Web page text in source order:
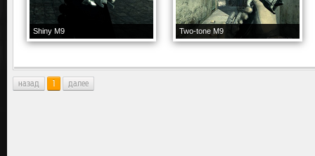
Shiny M9 Two-tone M9
назад 1 далее